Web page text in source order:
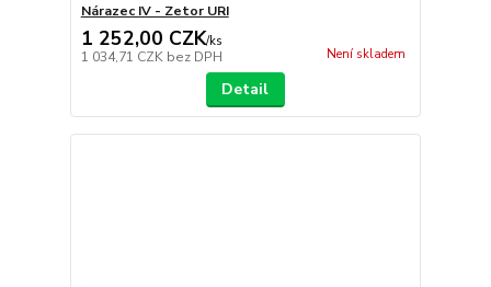
Nárazec IV - Zetor URI
1 252,00 CZK/ks
1 034,71 CZK bez DPH Není skladem
Detail